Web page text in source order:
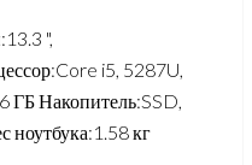
",
i5, 5287U,
ГБ Накопитель:SSD,
кг